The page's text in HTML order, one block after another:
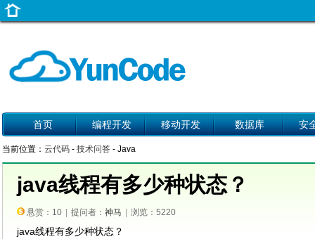
首页 编程开发 移动开发 数据库 安
当前位置： 云代码 - 技术问答 - Java
java线程有多少种状态？
悬赏：10 提问者： 神马 浏览：5220
java线程有多少种状态？